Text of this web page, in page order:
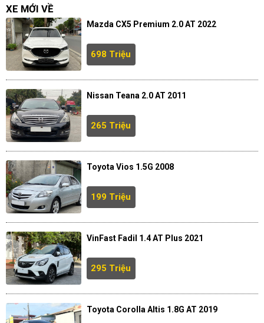
XE MỚI VỀ
Mazda CX5 Premium 2.0 AT 2022
698 Triệu
Nissan Teana 2.0 AT 2011
265 Triệu
Toyota Vios 1.5G 2008
199 Triệu
VinFast Fadil 1.4 AT Plus 2021
295 Triệu
Toyota Corolla Altis 1.8G AT 2019